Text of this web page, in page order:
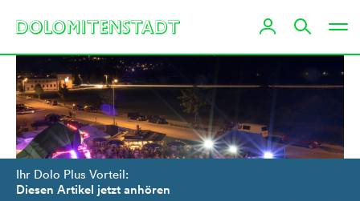
Ihr Dolo Plus Vorteil:
Diesen Artikel jetzt anhören